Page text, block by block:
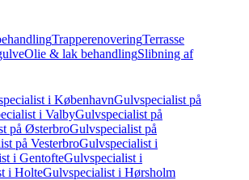
TrapperenoveringTerrasse
Olie & lak behandlingSlibning af
i KøbenhavnGulvspecialist på
i ValbyGulvspecialist på
på ØsterbroGulvspecialist på
på VesterbroGulvspecialist i
i GentofteGulvspecialist i
i HolteGulvspecialist i Hørsholm